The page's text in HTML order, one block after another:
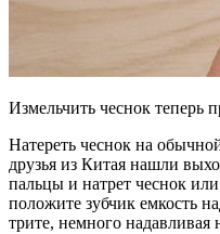
Измельчить чеснок теперь
Натереть чеснок на
друзья из Китая нашли
пальцы и натрет чеснок
положите зубчик емкость
трите, немного надавливая